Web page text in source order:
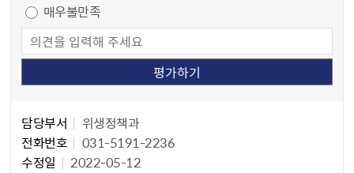
매우불만족
담당부서
위생정책과
전화번호
031-5191-2236
수정일
2022-05-12